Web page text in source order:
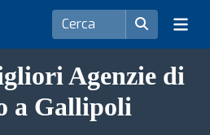
Agenzie di
a Gallipoli